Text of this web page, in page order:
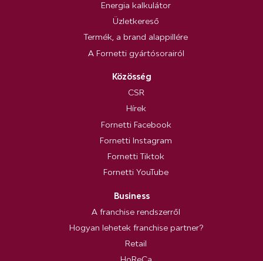
Energia kalkulátor
Üzletkereső
Termék, a brand alappillére
A Fornetti gyártósorairól
Közösség
CSR
Hírek
Fornetti Facebook
Fornetti Instagram
Fornetti Tiktok
Fornetti YouTube
Business
A franchise rendszerről
Hogyan lehetek franchise partner?
Retail